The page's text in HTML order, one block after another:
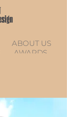
ABOUT US
AWARDS